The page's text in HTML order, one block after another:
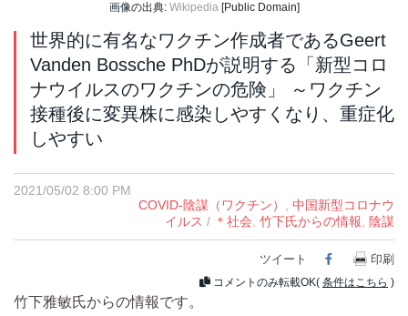
画像の出典: Wikipedia[Public Domain]
世界的に有名なワクチン作成者であるGeert
Vanden Bossche PhDが説明する「新型コロ
ナウイルスのワクチンの危険」 ～ワクチン
接種後に変異株に感染しやすくなり、重症化
しやすい
2021/05/02 8:00 PM
COVID-陰謀（ワクチン） , 中国新型コロナウ
イルス / ＊社会, 竹下氏からの情報, 陰謀
ツイート Facebook
印刷
コメントのみ転載OK( 条件はこちら )
竹下雅敏氏からの情報です。